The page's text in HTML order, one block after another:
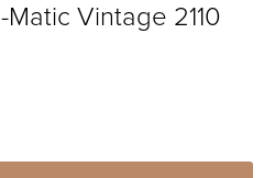
Vintage 2110